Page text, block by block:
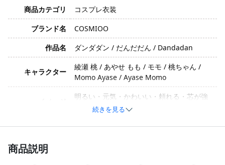
商品カテゴリ
コスプレ衣装
ブランド名
COSMIOO
作品名
ダンダダン / だんだだん / Dandadan
キャラクター
綾瀬 桃 / あやせ もも / モモ / 桃ちゃん /
Momo Ayase / Ayase Momo
明るい・元気・かわいい・頼れる・芯が強
ポリエステル、綿、合成皮革（製造時期や
続きを見る
商品説明